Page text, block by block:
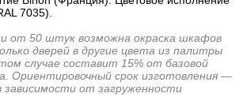
7035).
от 50 штук возможна окраска шкафов
дверей в другие цвета из палитры
случае составит 15% от базовой
Ориентировочный срок изготовления —
зависимости от загруженности